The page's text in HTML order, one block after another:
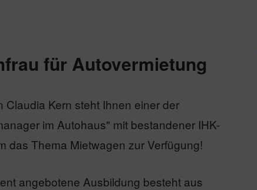
für Autovermietung
Kern steht Ihnen einer der
im Autohaus" mit bestandener IHK-
das Thema Mietwagen zur Verfügung!
angebotene Ausbildung besteht aus